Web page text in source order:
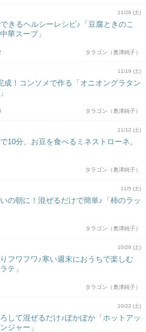
11/26 (土)
きるヘルシーレシピ♪「豆腐ときのこ
華スープ」
タラゴン（奥津純子）
11/19 (土)
成！コンソメで作る「オニオングラタン
タラゴン（奥津純子）
11/12 (土)
10分、お豆を食べるミネストローネ。
タラゴン（奥津純子）
11/5 (土)
の朝に！混ぜるだけで簡単♪「柿のラッ
タラゴン（奥津純子）
10/29 (土)
フワフワ♪寒い週末におうちで楽しむ
テ」
タラゴン（奥津純子）
10/22 (土)
して混ぜるだけ♪ぽかぽか「ホットアッ
ジャー」